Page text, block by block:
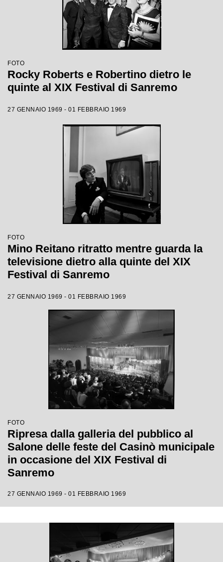
FOTO
Rocky Roberts e Robertino dietro le
quinte al XIX Festival di Sanremo
27 GENNAIO 1969 - 01 FEBBRAIO 1969
FOTO
Mino Reitano ritratto mentre guarda la
televisione dietro alla quinte del XIX
Festival di Sanremo
27 GENNAIO 1969 - 01 FEBBRAIO 1969
FOTO
Ripresa dalla galleria del pubblico al
Salone delle feste del Casinò municipale
in occasione del XIX Festival di
Sanremo
27 GENNAIO 1969 - 01 FEBBRAIO 1969